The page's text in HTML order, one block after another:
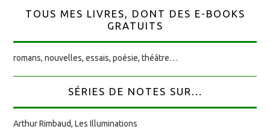
TOUS MES LIVRES, DONT DES E-BOOKS
GRATUITS
romans, nouvelles, essais, poésie, théâtre…
SÉRIES DE NOTES SUR...
Arthur Rimbaud, Les Illuminations